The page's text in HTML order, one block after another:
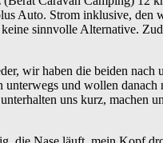
Auto. Strom inklusive, den
sinnvolle Alternative.
wir haben die beiden nach
und wollen
uns kurz, machen